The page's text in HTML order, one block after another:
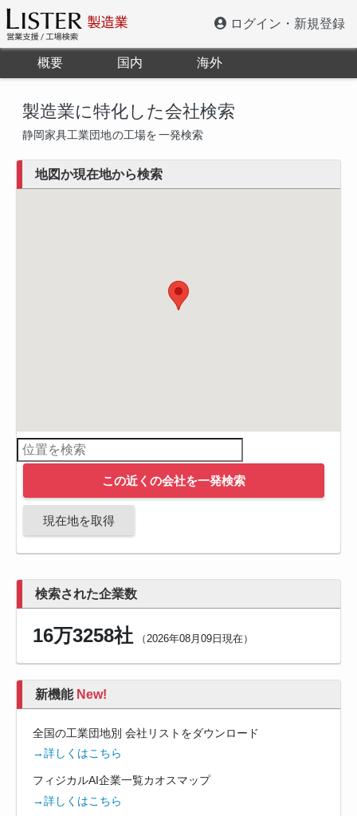
ログイン・新規登録
概要 国内 海外
製造業に特化した会社検索
静岡家具工業団地の工場を一発検索
地図か現在地から検索
この近くの会社を一発検索
現在地を取得
検索された企業数
16万3258社（2026年08月09日現在）
新機能 New!
全国の工業団地別 会社リストをダウンロード
→詳しくはこちら
フィジカルAI企業一覧カオスマップ
→詳しくはこちら